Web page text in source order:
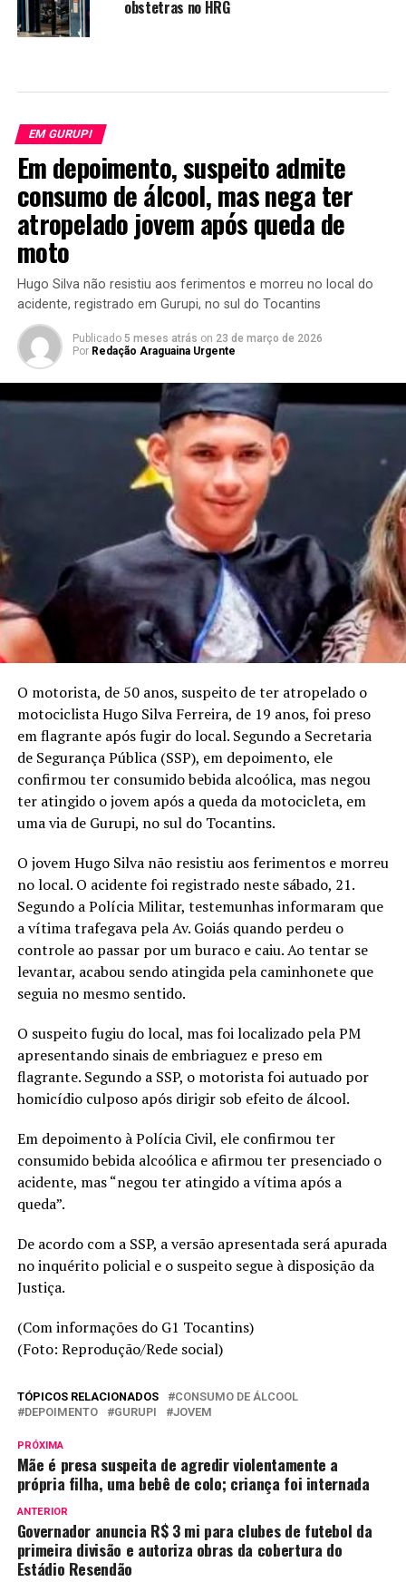
obstetras no HRG
EM GURUPI
Em depoimento, suspeito admite
consumo de álcool, mas nega ter
atropelado jovem após queda de
moto
Hugo Silva não resistiu aos ferimentos e morreu no local do
acidente, registrado em Gurupi, no sul do Tocantins
Publicado 5 meses atrás on 23 de março de 2026
Por Redação Araguaina Urgente
O motorista, de 50 anos, suspeito de ter atropelado o
motociclista Hugo Silva Ferreira, de 19 anos, foi preso
em flagrante após fugir do local. Segundo a Secretaria
de Segurança Pública (SSP), em depoimento, ele
confirmou ter consumido bebida alcoólica, mas negou
ter atingido o jovem após a queda da motocicleta, em
uma via de Gurupi, no sul do Tocantins.
O jovem Hugo Silva não resistiu aos ferimentos e morreu
no local. O acidente foi registrado neste sábado, 21.
Segundo a Polícia Militar, testemunhas informaram que
a vítima trafegava pela Av. Goiás quando perdeu o
controle ao passar por um buraco e caiu. Ao tentar se
levantar, acabou sendo atingida pela caminhonete que
seguia no mesmo sentido.
O suspeito fugiu do local, mas foi localizado pela PM
apresentando sinais de embriaguez e preso em
flagrante. Segundo a SSP, o motorista foi autuado por
homicídio culposo após dirigir sob efeito de álcool.
Em depoimento à Polícia Civil, ele confirmou ter
consumido bebida alcoólica e afirmou ter presenciado o
acidente, mas “negou ter atingido a vítima após a
queda”.
De acordo com a SSP, a versão apresentada será apurada
no inquérito policial e o suspeito segue à disposição da
Justiça.
(Com informações do G1 Tocantins)
(Foto: Reprodução/Rede social)
TÓPICOS RELACIONADOS
CONSUMO DE ÁLCOOL
DEPOIMENTO
GURUPI JOVEM
PRÓXIMA
Mãe é presa suspeita de agredir violentamente a
própria filha, uma bebê de colo; criança foi internada
ANTERIOR
Governador anuncia R$ 3 mi para clubes de futebol da
primeira divisão e autoriza obras da cobertura do
Estádio Resendão